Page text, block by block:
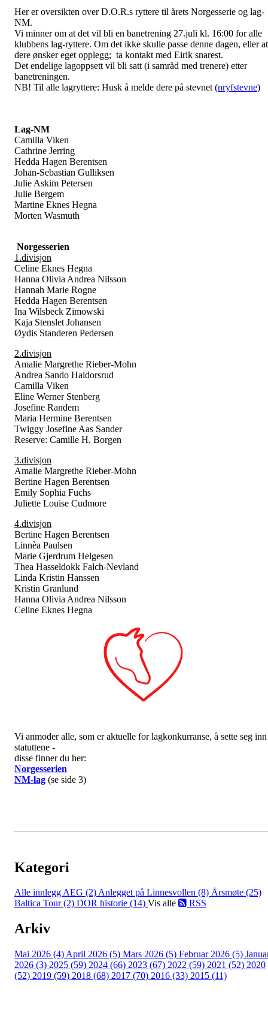
Her er oversikten over D.O.R.s ryttere til årets Norgesserie og lag-
NM.
Vi minner om at det vil bli en banetrening 27.juli kl. 16:00 for alle
klubbens lag-ryttere. Om det ikke skulle passe denne dagen, eller at
dere ønsker eget opplegg; ta kontakt med Eirik snarest.
Det endelige lagoppsett vil bli satt (i samråd med trenere) etter
banetreningen.
NB! Til alle lagryttere: Husk å melde dere på stevnet (nryfstevne)
Lag-NM
Camilla Viken
Cathrine Jerring
Hedda Hagen Berentsen
Johan-Sebastian Gulliksen
Julie Askim Petersen
Julie Bergem
Martine Eknes Hegna
Morten Wasmuth
Norgesserien
1.divisjon
Celine Eknes Hegna
Hanna Olivia Andrea Nilsson
Hannah Marie Rogne
Hedda Hagen Berentsen
Ina Wilsbeck Zimowski
Kaja Stenslet Johansen
Øydis Standeren Pedersen
2.divisjon
Amalie Margrethe Rieber-Mohn
Andrea Sando Haldorsrud
Camilla Viken
Eline Werner Stenberg
Josefine Randem
Maria Hermine Berentsen
Twiggy Josefine Aas Sander
Reserve: Camille H. Borgen
3.divisjon
Amalie Margrethe Rieber-Mohn
Bertine Hagen Berentsen
Emily Sophia Fuchs
Juliette Louise Cudmore
4.divisjon
Bertine Hagen Berentsen
Linnèa Paulsen
Marie Gjerdrum Helgesen
Thea Hasseldokk Falch-Nevland
Linda Kristin Hanssen
Kristin Granlund
Hanna Olivia Andrea Nilsson
Celine Eknes Hegna
Vi anmoder alle, som er aktuelle for lagkonkurranse, å sette seg
statuttene -
disse finner du her:
Norgesserien
NM-lag (se side 3)
Kategori
Alle innleggAEG (2)Anlegget på Linnesvollen (8) Årsmøte (25)
Baltica Tour (2) DOR historie (14) Vis alle RSS
Arkiv
Mai 2026 (4) April 2026 (5) Mars 2026 (5) Februar 2026 (5)
2026 (3) 2025 (59) 2024 (66) 2023 (67) 2022 (59) 2021 (52) 2020
(52) 2019 (59) 2018 (68) 2017 (70) 2016 (33) 2015 (11)